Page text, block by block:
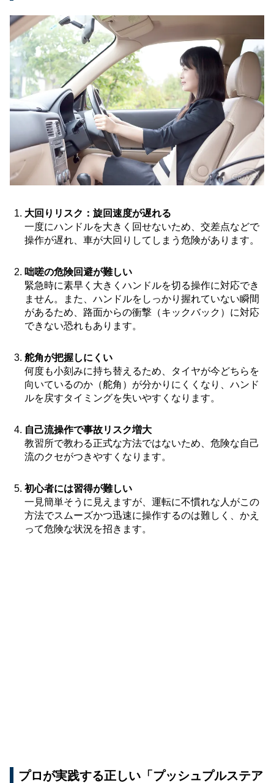
大回りリスク：旋回速度が遅れる
一度にハンドルを大きく回せないため、交差点などで
操作が遅れ、車が大回りしてしまう危険があります。
咄嗟の危険回避が難しい
緊急時に素早く大きくハンドルを切る操作に対応でき
ません。また、ハンドルをしっかり握れていない瞬間
があるため、路面からの衝撃（キックバック）に対応
できない恐れもあります。
舵角が把握しにくい
何度も小刻みに持ち替えるため、タイヤが今どちらを
向いているのか（舵角）が分かりにくくなり、ハンド
ルを戻すタイミングを失いやすくなります。
自己流操作で事故リスク増大
教習所で教わる正式な方法ではないため、危険な自己
流のクセがつきやすくなります。
初心者には習得が難しい
一見簡単そうに見えますが、運転に不慣れな人がこの
方法でスムーズかつ迅速に操作するのは難しく、かえ
って危険な状況を招きます。
プロが実践する正しい「プッシュプルステア